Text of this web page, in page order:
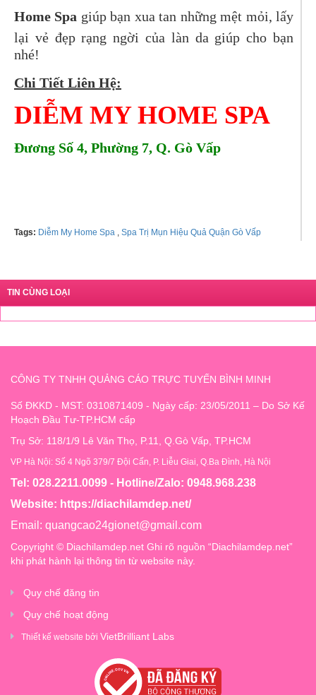
Home Spa giúp bạn xua tan những mệt mỏi, lấy
lại vẻ đẹp rạng ngời của làn da giúp cho bạn
nhé!
Chi Tiết Liên Hệ:
DIỄM MY HOME SPA
Đương Số 4, Phường 7, Q. Gò Vấp
Tags: Diễm My Home Spa , Spa Trị Mụn Hiệu Quả Quận Gò Vấp
TIN CÙNG LOẠI
CÔNG TY TNHH QUẢNG CÁO TRỰC TUYẾN BÌNH MINH
Số ĐKKD - MST: 0310871409 - Ngày cấp: 23/05/2011 – Do Sở Kế
Hoạch Đầu Tư-TP.HCM cấp
Trụ Sở: 118/1/9 Lê Văn Thọ, P.11, Q.Gò Vấp, TP.HCM
VP Hà Nội: Số 4 Ngõ 379/7 Đội Cấn, P. Liễu Giai, Q.Ba Đình, Hà Nội
Tel: 028.2211.0099 - Hotline/Zalo: 0948.968.238
Website: https://diachilamdep.net/
Email: quangcao24gionet@gmail.com
Copyright © Diachilamdep.net Ghi rõ nguồn “Diachilamdep.net”
khi phát hành lại thông tin từ website này.
Quy chế đăng tin
Quy chế hoạt động
Thiết kế website bởi VietBrilliant Labs